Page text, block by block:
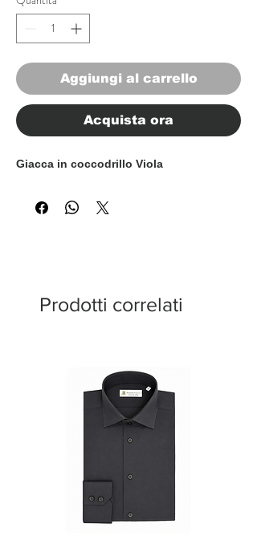
Aggiungi al carrello
Acquista ora
Giacca in coccodrillo Viola
Prodotti correlati